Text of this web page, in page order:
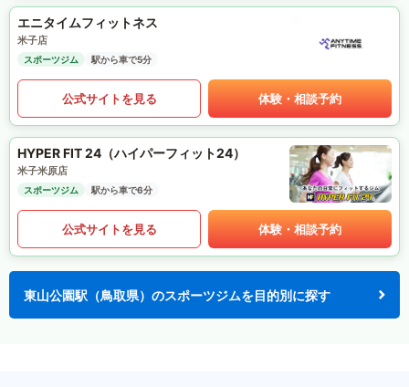
エニタイムフィットネス
米子店
スポーツジム 駅から車で5分
公式サイトを見る 体験・相談予約
HYPER FIT 24（ハイパーフィット24）
米子米原店
スポーツジム 駅から車で6分
公式サイトを見る 体験・相談予約
東山公園駅（鳥取県）のスポーツジムを目的別に探す